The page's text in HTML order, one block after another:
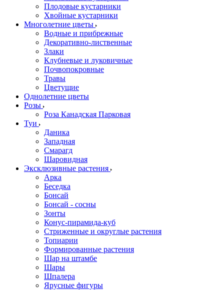
Плодовые кустарники
Хвойные кустарники
Многолетние цветы
Водные и прибрежные
Декоративно-лиственные
Злаки
Клубневые и луковичные
Почвопокровные
Травы
Цветущие
Однолетние цветы
Розы
Роза Канадская Парковая
Туи
Даника
Западная
Смарагд
Шаровидная
Эксклюзивные растения
Арка
Беседка
Бонсай
Бонсай - сосны
Зонты
Конус-пирамида-куб
Стриженные и округлые растения
Топиарии
Формированные растения
Шар на штамбе
Шары
Шпалера
Ярусные фигуры